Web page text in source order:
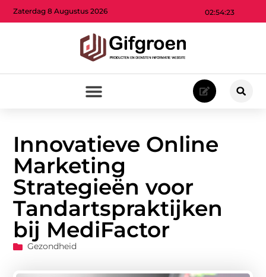
02:54:25
Zaterdag 8 Augustus 2026
Innovatieve Online
Marketing
Strategieën voor
Tandartspraktijken
bij MediFactor
Gezondheid